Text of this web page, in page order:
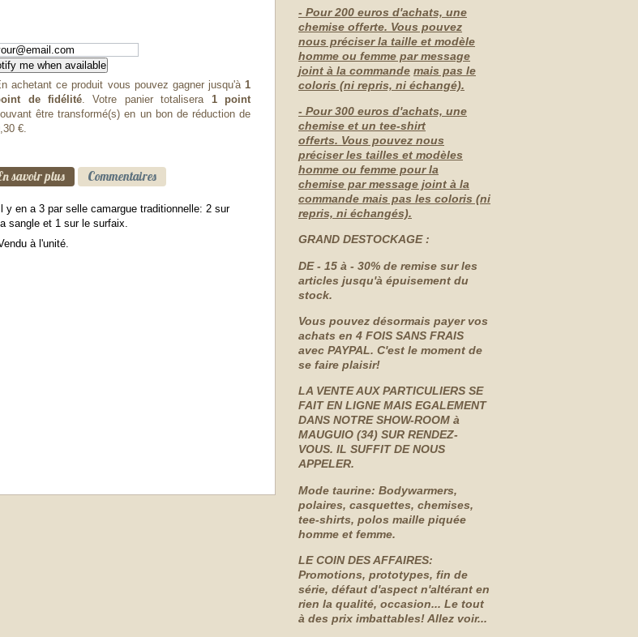
me when available
achetant ce produit vous pouvez gagner jusqu'à 1
de fidélité. Votre panier totalisera 1point
être transformé(s) en un bon de réduction de
€.
savoir plus Commentaires
Il y en a 3 par selle camargue traditionnelle: 2 sur
la sangle et 1 sur le surfaix.
à l'unité.
- Pour 200 euros d'achats, une
chemise offerte. Vous pouvez
nous préciser la taille et modèle
homme ou femme par message
joint à la commande mais pas le
coloris (ni repris, ni échangé).
- Pour 300 euros d'achats, une
chemise et un tee-shirt
offerts. Vous pouvez nous
préciser les tailles et modèles
homme ou femme pour la
chemise par message joint à la
commande mais pas les coloris (ni
repris, ni échangés).
GRAND DESTOCKAGE :
DE - 15 à - 30% de remise sur les
articles jusqu'à épuisement du
stock.
Vous pouvez désormais payer vos
achats en 4 FOIS SANS FRAIS
avec PAYPAL. C'est le moment de
se faire plaisir!
LA VENTE AUX PARTICULIERS SE
FAIT EN LIGNE MAIS EGALEMENT
DANS NOTRE SHOW-ROOM à
MAUGUIO (34) SUR RENDEZ-
VOUS. IL SUFFIT DE NOUS
APPELER.
Mode taurine: Bodywarmers,
polaires, casquettes, chemises,
tee-shirts, polos maille piquée
homme et femme.
LE COIN DES AFFAIRES:
Promotions, prototypes, fin de
série, défaut d'aspect n'altérant en
rien la qualité, occasion... Le tout
à des prix imbattables! Allez voir...